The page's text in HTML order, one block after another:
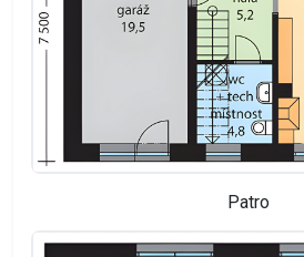
Patro